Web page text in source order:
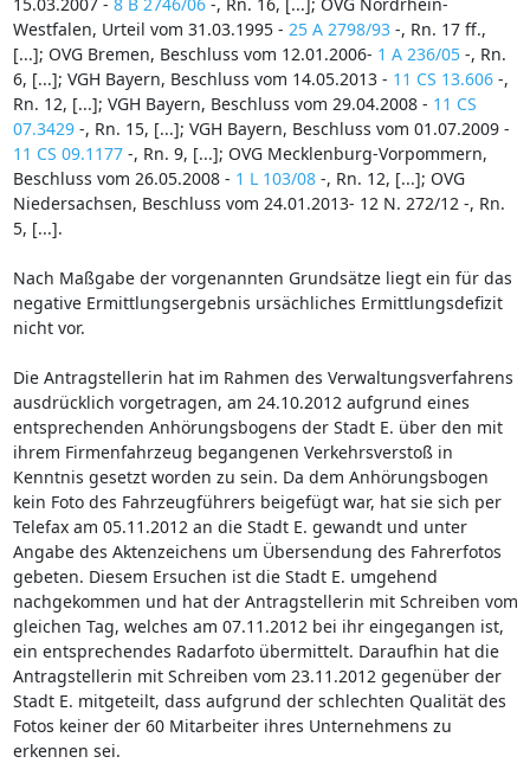
Westfalen, Urteil vom 31.03.1995 - 25 A 2798/93-, Rn. 17 ff.,
[...]; OVG Bremen, Beschluss vom 12.01.2006- 1 A 236/05-, Rn.
6, [...]; VGH Bayern, Beschluss vom 14.05.2013 - 11 CS 13.606-,
Rn. 12, [...]; VGH Bayern, Beschluss vom 29.04.2008 - 11 CS
07.3429-, Rn. 15, [...]; VGH Bayern, Beschluss vom 01.07.2009 -
11 CS 09.1177-, Rn. 9, [...]; OVG Mecklenburg-Vorpommern,
Beschluss vom 26.05.2008 - 1 L 103/08-, Rn. 12, [...]; OVG
Niedersachsen, Beschluss vom 24.01.2013- 12 N. 272/12 -, Rn.
5, [...].
Nach Maßgabe der vorgenannten Grundsätze liegt ein für das
negative Ermittlungsergebnis ursächliches Ermittlungsdefizit
nicht vor.
Die Antragstellerin hat im Rahmen des Verwaltungsverfahrens
ausdrücklich vorgetragen, am 24.10.2012 aufgrund eines
entsprechenden Anhörungsbogens der Stadt E. über den mit
ihrem Firmenfahrzeug begangenen Verkehrsverstoß in
Kenntnis gesetzt worden zu sein. Da dem Anhörungsbogen
kein Foto des Fahrzeugführers beigefügt war, hat sie sich per
Telefax am 05.11.2012 an die Stadt E. gewandt und unter
Angabe des Aktenzeichens um Übersendung des Fahrerfotos
gebeten. Diesem Ersuchen ist die Stadt E. umgehend
nachgekommen und hat der Antragstellerin mit Schreiben vom
gleichen Tag, welches am 07.11.2012 bei ihr eingegangen ist,
ein entsprechendes Radarfoto übermittelt. Daraufhin hat die
Antragstellerin mit Schreiben vom 23.11.2012 gegenüber der
Stadt E. mitgeteilt, dass aufgrund der schlechten Qualität des
Fotos keiner der 60 Mitarbeiter ihres Unternehmens zu
erkennen sei.